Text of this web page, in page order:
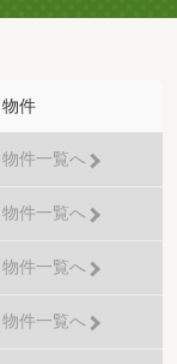
物件
物件一覧へ
物件一覧へ
物件一覧へ
物件一覧へ